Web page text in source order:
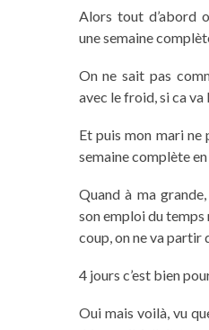
Alors tout d’abord
une semaine
On ne sait pas
avec le froid, si ca
Et puis mon mari ne
semaine complète
Quand à ma
son emploi du temps
coup, on ne va partir
4 jours c’est bien
Oui mais voilà, vu